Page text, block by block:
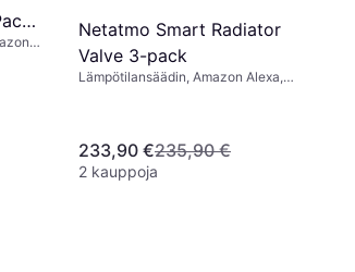
Netatmo Smart Radiator
Valve 3-pack
Lämpötilansäädin, Amazon Alexa,
233,90 €235,90 €
2 kauppoja